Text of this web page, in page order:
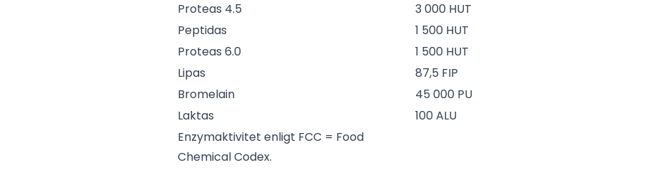
Proteas 4.5
3 000 HUT
Peptidas
1 500 HUT
Proteas 6.0
1 500 HUT
Lipas
87,5 FIP
Bromelain
45 000 PU
Laktas
100 ALU
Enzymaktivitet enligt FCC = Food
Chemical Codex.